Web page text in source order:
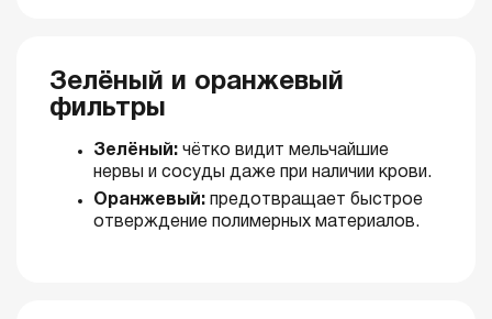
Зелёный и оранжевый
фильтры
Зелёный: чётко видит мельчайшие
нервы и сосуды даже при наличии крови.
Оранжевый: предотвращает быстрое
отверждение полимерных материалов.